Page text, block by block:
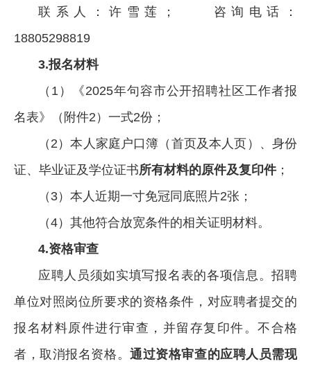
联系人：许雪莲； 咨询电话：
18805298819
3.报名材料
（1）《2025年句容市公开招聘社区工作者报
名表》（附件2）一式2份；
（2）本人家庭户口簿（首页及本人页）、身份
证、毕业证及学位证书所有材料的原件及复印件 ；
（3）本人近期一寸免冠同底照片2张；
（4）其他符合放宽条件的相关证明材料。
4.资格审查
应聘人员须如实填写报名表的各项信息。招聘
单位对照岗位所要求的资格条件，对应聘者提交的
报名材料原件进行审查，并留存复印件。不合格
者，取消报名资格。通过资格审查的应聘人员需现